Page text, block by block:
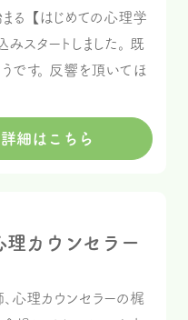
る 【はじめての心理学
スタートしました。 既
です。 反響を頂いてほ
細はこちら
カウンセラー
心理カウンセラーの梶